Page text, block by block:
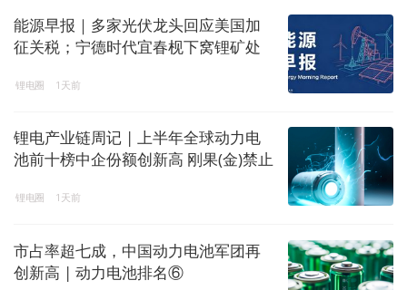
能源早报｜多家光伏龙头回应美国加
征关税；宁德时代宜春枧下窝锂矿处
锂电圈 1天前
锂电产业链周记 | 上半年全球动力电
池前十榜中企份额创新高 刚果(金)禁止
锂电圈 1天前
市占率超七成，中国动力电池军团再
创新高 | 动力电池排名⑥